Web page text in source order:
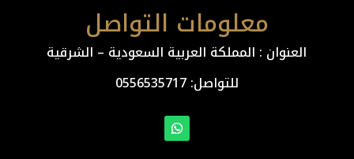
معلومات التواصل
العنوان : المملكة العربية السعودية – الشرقية
للتواصل: ⁦0556535717